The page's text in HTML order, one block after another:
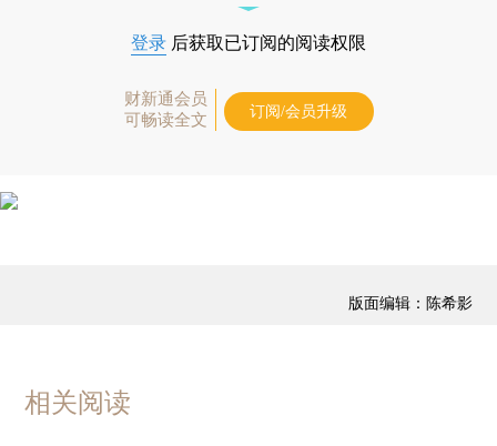
登录 后获取已订阅的阅读权限
财新通会员
可畅读全文
订阅/会员升级
版面编辑：陈希影
相关阅读